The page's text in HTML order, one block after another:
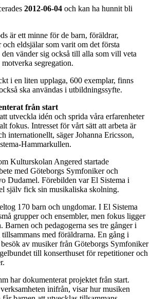
2012-06-04 och kan ha hunnit bli
är ett minne för de barn, föräldrar,
eldsjälar som varit om det första
vänder sig också till alla som vill veta
segregation.
i en liten upplaga, 600 exemplar, finns
ska användas i utbildningssyfte.
från start
utveckla idén och sprida våra erfarenheter
fokus. Intresset för vårt sätt att arbeta är
internationellt, säger Johanna Ericsson,
Hammarkullen.
Kulturskolan Angered startade
med Göteborgs Symfoniker och
Dudamel. Förebilden var El Sistema i
själv fick sin musikaliska skolning.
170 barn och ungdomar. I El Sistema
grupper och ensembler, men fokus ligger
Barnen och pedagogerna ses tre gånger i
med föräldrarna. En gång i
av musiker från Göteborgs Symfoniker
till konserthuset för repetitioner och
har dokumenterat projektet från start.
inifrån, visar hur musiken